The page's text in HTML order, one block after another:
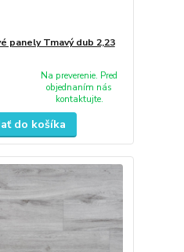
panely Tmavý dub 2,23
Na preverenie. Pred
objednaním nás
kontaktujte.
do košíka